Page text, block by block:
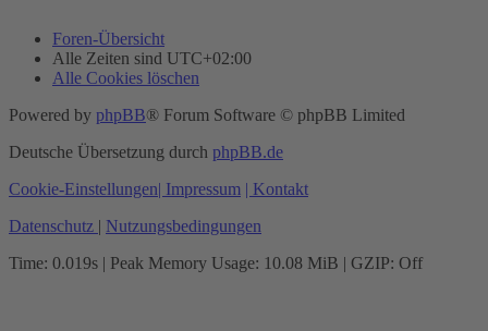
Foren-Übersicht
Alle Zeiten sind UTC+02:00
Alle Cookies löschen
Powered by phpBB® Forum Software © phpBB Limited
Deutsche Übersetzung durch phpBB.de
Cookie-Einstellungen| Impressum | Kontakt
Datenschutz | Nutzungsbedingungen
Time: 0.019s | Peak Memory Usage: 10.08 MiB | GZIP: Off